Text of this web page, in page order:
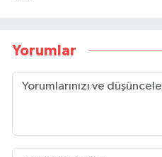
Yorumlar